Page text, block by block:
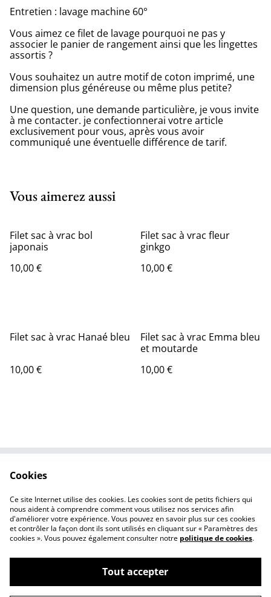
Entretien : lavage machine 60°
Vous aimez ce filet de lavage pourquoi ne pas y
associer le panier de rangement ainsi que les lingettes
assortis ?
Vous souhaitez un autre motif de coton imprimé, une
dimension plus généreuse ou même plus petite?
Une question, une demande particulière, je vous invite
à me contacter. je confectionnerai votre article
exclusivement pour vous, après vous avoir
communiqué une éventuelle différence de tarif.
Vous aimerez aussi
Filet sac à vrac bol
japonais
10,00 €
Filet sac à vrac fleur
ginkgo
10,00 €
Filet sac à vrac Hanaé bleu
10,00 €
Filet sac à vrac Emma bleu
et moutarde
10,00 €
Politique de
confidentialité
Politique des cookies
©2026Made in le Loubet
Cookies
Ce site Internet utilise des cookies. Les cookies sont de petits fichiers qui
nous aident à comprendre comment vous utilisez nos services afin
d'améliorer votre expérience. Vous pouvez en savoir plus sur ces cookies
et contrôler la façon dont ils sont utilisés en cliquant sur « Paramètres des
cookies ». Vous pouvez également consulter notre politique de cookies.
Tout accepter